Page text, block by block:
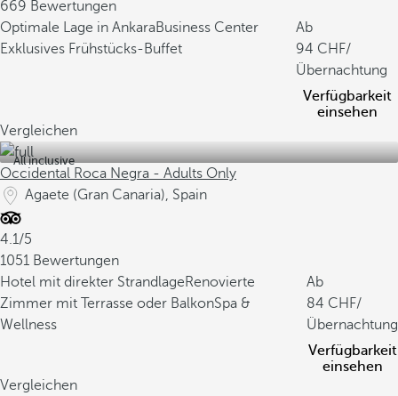
669 Bewertungen
Optimale Lage in AnkaraBusiness Center
Exklusives Frühstücks-Buffet
Ab
94
/
Übernachtung
Verfügbarkeit
einsehen
Vergleichen
All inclusive
Occidental Roca Negra - Adults Only
Agaete (Gran Canaria), Spain
4.1/5
1051 Bewertungen
Hotel mit direkter StrandlageRenovierte
Zimmer mit Terrasse oder BalkonSpa &
Wellness
Ab
84
/
Übernachtung
Verfügbarkeit
einsehen
Vergleichen